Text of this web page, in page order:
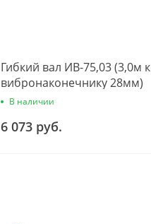
Гибкий вал ИВ-75,03 (3,0м к
вибронаконечнику 28мм)
В наличии
6 073 руб.